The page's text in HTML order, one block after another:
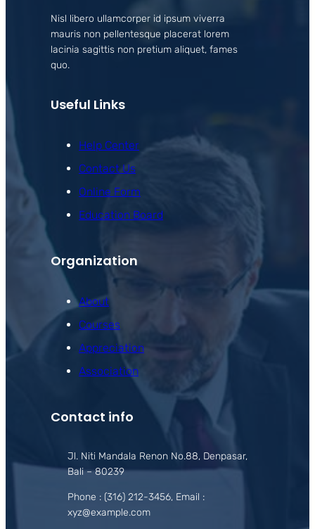
Nisl libero ullamcorper id ipsum viverra
mauris non pellentesque placerat lorem
lacinia sagittis non pretium aliquet, fames
quo.
Useful Links
Help Center
Contact Us
Online Form
Education Board
Organization
About
Courses
Appreciation
Association
Contact info
Jl. Niti Mandala Renon No.88, Denpasar,
Bali – 80239
Phone : (316) 212-3456, Email :
xyz@example.com